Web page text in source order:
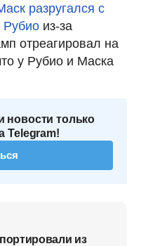
разругался с
Рубио из-за
отреагировал на
у Рубио и Маска
новости только
Telegram!
из